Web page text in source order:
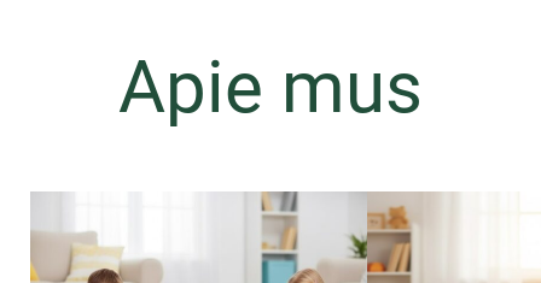
Apie mus